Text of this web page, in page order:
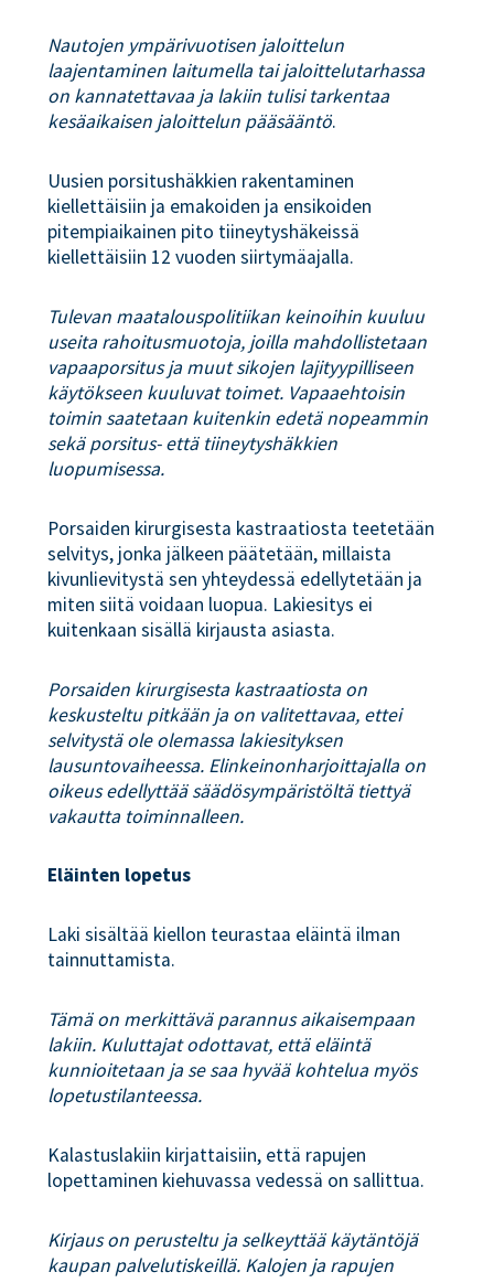
Nautojen ympärivuotisen jaloittelun
laajentaminen laitumella tai jaloittelutarhassa
on kannatettavaa ja lakiin tulisi tarkentaa
kesäaikaisen jaloittelun pääsääntö.
Uusien porsitushäkkien rakentaminen
kiellettäisiin ja emakoiden ja ensikoiden
pitempiaikainen pito tiineytyshäkeissä
kiellettäisiin 12 vuoden siirtymäajalla.
Tulevan maatalouspolitiikan keinoihin kuuluu
useita rahoitusmuotoja, joilla mahdollistetaan
vapaaporsitus ja muut sikojen lajityypilliseen
käytökseen kuuluvat toimet. Vapaaehtoisin
toimin saatetaan kuitenkin edetä nopeammin
sekä porsitus- että tiineytyshäkkien
luopumisessa.
Porsaiden kirurgisesta kastraatiosta teetetään
selvitys, jonka jälkeen päätetään, millaista
kivunlievitystä sen yhteydessä edellytetään ja
miten siitä voidaan luopua. Lakiesitys ei
kuitenkaan sisällä kirjausta asiasta.
Porsaiden kirurgisesta kastraatiosta on
keskusteltu pitkään ja on valitettavaa, ettei
selvitystä ole olemassa lakiesityksen
lausuntovaiheessa. Elinkeinonharjoittajalla on
oikeus edellyttää säädösympäristöltä tiettyä
vakautta toiminnalleen.
Eläinten lopetus
Laki sisältää kiellon teurastaa eläintä ilman
tainnuttamista.
Tämä on merkittävä parannus aikaisempaan
lakiin. Kuluttajat odottavat, että eläintä
kunnioitetaan ja se saa hyvää kohtelua myös
lopetustilanteessa.
Kalastuslakiin kirjattaisiin, että rapujen
lopettaminen kiehuvassa vedessä on sallittua.
Kirjaus on perusteltu ja selkeyttää käytäntöjä
kaupan palvelutiskeillä. Kalojen ja rapujen